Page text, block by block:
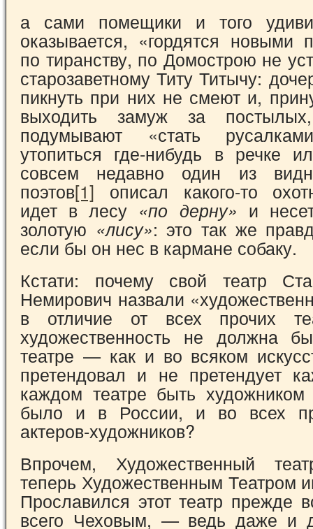
а сами помещики и того
оказывается, «гордятся новыми
по тиранству, по Домо­строю не
старозаветному Титу Титычу:
пикнуть при них не смеют и,
выходить замуж за
подумывают «стать
утопиться где-ни­будь в речке
совсем недавно один из
поэтов[1] описал какого-то
идет в лесу «по дерну» и
золотую «лису»: это так же
если бы он нес в кармане собаку.
Кстати: почему свой театр
Немиро­вич назвали
в отличие от всех прочих
художественность не долж­на
театре — как и во всяком
претендовал и не претендует
каждом театре быть
было и в России, и во всех
актеров-художников?
Впрочем, Художественный
теперь Художественным Театром
Прославился этот театр прежде
всего Чеховым, — ведь даже и